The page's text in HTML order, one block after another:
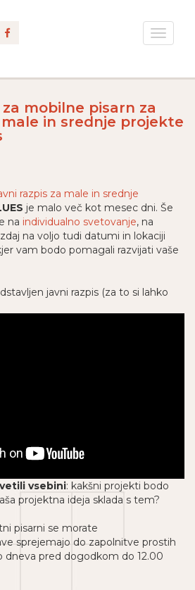
Toggle
mobilne pisarn za
in srednje projekte
razpis za male in srednje
je malo več kot mesec dni. Še
na individualno svetovanje, na
na voljo tudi datumi in lokaciji
vam bodo pomagali razvijati vaše
javni razpis (za to si lahko
vsebini: kakšni projekti bodo
projektna ideja sklada s tem?
pisarni se morate
sprejemajo do zapolnitve prostih
dneva pred dogodkom do 12.00